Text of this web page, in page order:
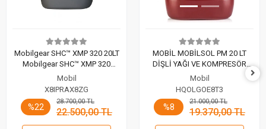
Mobilgear SHC™ XMP 320 20LT
Mobilgear SHC™ XMP 320
sentetik rüzgar türbini dişli yağı
Mobil
X8IPRAX8ZG
%22
28.700,00 TL
22.500,00 TL
MOBİL MOBİLSOL PM 20 LT
DİŞLİ YAĞI VE KOMPRESÖR
YAĞI TEMİZLEYİCİ KONSANTRE
SIVI
Mobil
HQOLGOE8T3
%8
21.000,00 TL
19.370,00 TL